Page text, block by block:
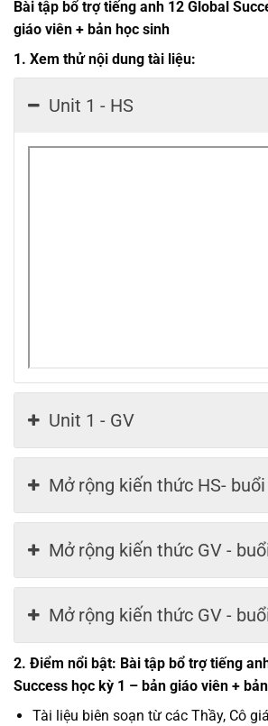
Bài tập bổ trợ tiếng anh 12 Global
giáo viên + bản học sinh
1. Xem thử nội dung tài liệu:
Unit 1 - HS
Unit 1 - GV
Mở rộng kiến thức HS- buổi
Mở rộng kiến thức GV -
Mở rộng kiến thức GV -
2. Điểm nổi bật: Bài tập bổ trợ tiếng
Success học kỳ 1 – bản giáo viên +
Tài liệu biên soạn từ các Thầy, Cô